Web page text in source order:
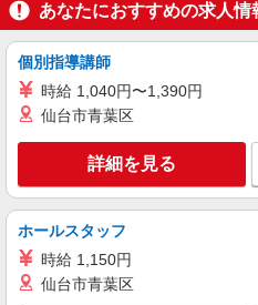
キープ
アルバイト パート
すき家 日野南平店
すき家の店舗
時給1,563円
東京都日野
キープ
アルバイト パート
あなたにおすすめの求人情
個別指導講師
時給 1,040円〜1,390円
仙台市青葉区
詳細を見る
ホールスタッフ
時給 1,150円
仙台市青葉区